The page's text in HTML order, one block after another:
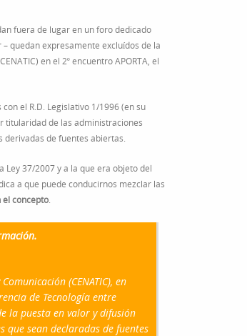
fuera de lugar en un foro dedicado
quedan expresamente excluídos de la
en el 2º encuentro APORTA, el
el R.D. Legislativo 1/1996 (en su
titularidad de las administraciones
derivadas de fuentes abiertas.
Ley 37/2007 y a la que era objeto del
a que puede conducirnos mezclar las
concepto.
(CENATIC), en
de Tecnología entre
la puesta en valor y difusión
sean declaradas de fuentes